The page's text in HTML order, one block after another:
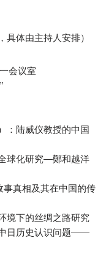
具体由主持人安排）
会议室
：陆威仪教授的中国
球化研究—鄭和越洋
事真相及其在中国的传
境下的丝绸之路研究
日历史认识问题——